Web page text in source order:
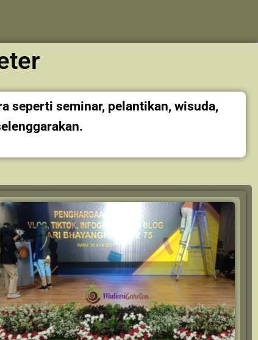
seperti seminar, pelantikan, wisuda,